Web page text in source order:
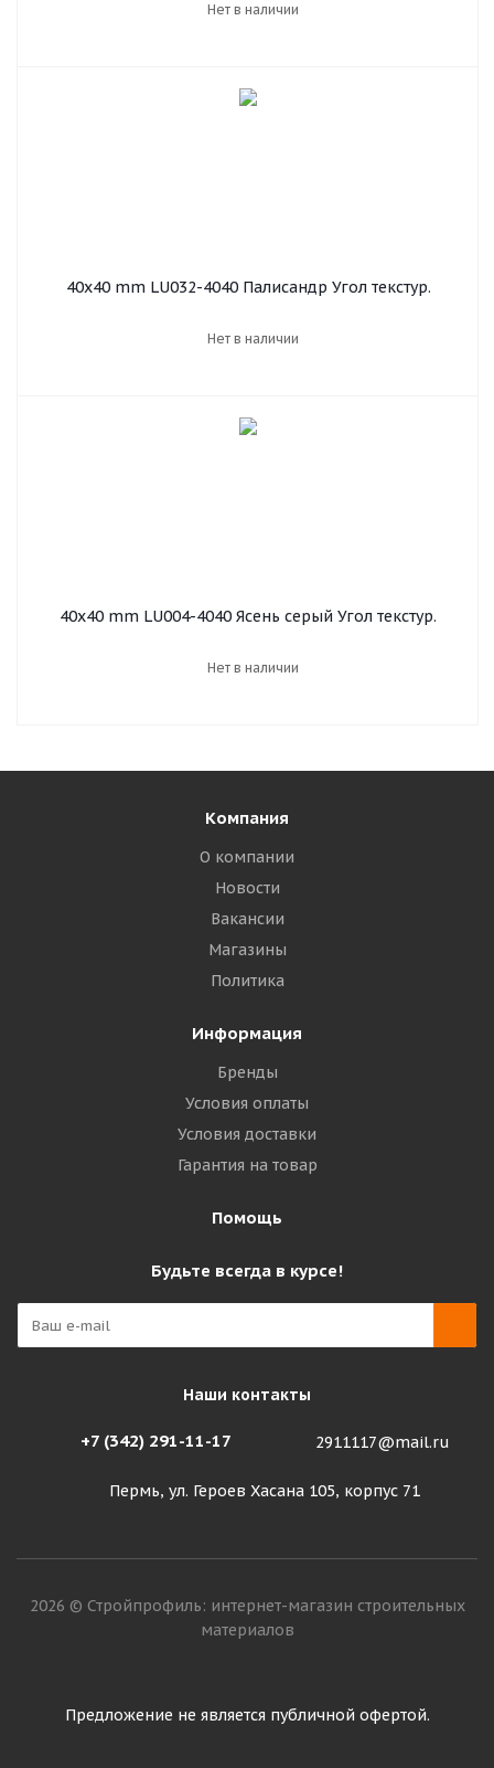
Нет в наличии
40х40 mm LU032-4040 Палисандр Угол текстур.
Нет в наличии
40х40 mm LU004-4040 Ясень серый Угол текстур.
Нет в наличии
Компания
О компании
Новости
Вакансии
Магазины
Политика
Информация
Бренды
Условия оплаты
Условия доставки
Гарантия на товар
Помощь
Будьте всегда в курсе!
Наши контакты
+7 (342) 291-11-17 2911117@mail.ru
Пермь, ул. Героев Хасана 105, корпус 71
2026 © Стройпрофиль: интернет-магазин строительных
материалов
Предложение не является публичной офертой.